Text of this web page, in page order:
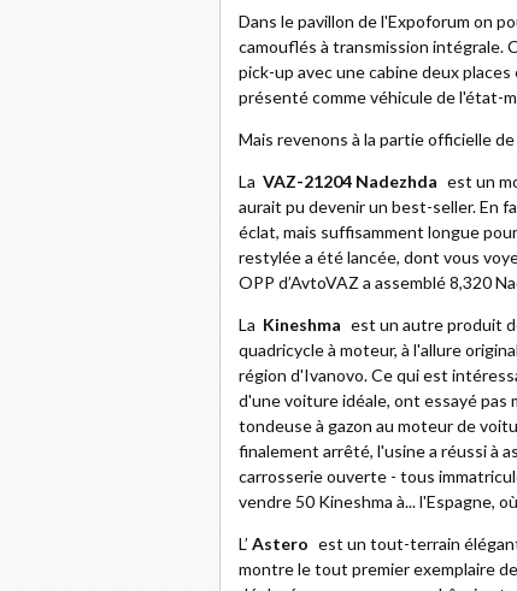
Dans le pavillon de l'Expoforum on
camouflés à transmission intégrale.
pick-up avec une cabine deux
présenté comme véhicule de l'état-
Mais revenons à la partie officielle
La VAZ-21204 Nadezhda est un
aurait pu devenir un best-seller. En
éclat, mais suffisamment longue
restylée a été lancée, dont vous
OPP d’AvtoVAZ a assemblé 8,320
La Kineshma est un autre produit
quadricycle à moteur, à l'allure
région d'Ivanovo. Ce qui est
d'une voiture idéale, ont essayé pas
tondeuse à gazon au moteur de
finalement arrêté, l'usine a réussi à
carrosserie ouverte - tous
vendre 50 Kineshma à... l'Espagne,
L’ Astero est un tout-terrain
montre le tout premier exemplaire